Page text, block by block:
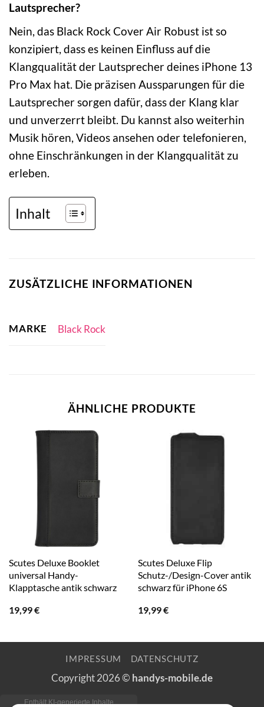
Lautsprecher?
Nein, das Black Rock Cover Air Robust ist so
konzipiert, dass es keinen Einfluss auf die
Klangqualität der Lautsprecher deines iPhone 13
Pro Max hat. Die präzisen Aussparungen für die
Lautsprecher sorgen dafür, dass der Klang klar
und unverzerrt bleibt. Du kannst also weiterhin
Musik hören, Videos ansehen oder telefonieren,
ohne Einschränkungen in der Klangqualität zu
erleben.
Inhalt
ZUSÄTZLICHE INFORMATIONEN
MARKE Black Rock
ÄHNLICHE PRODUKTE
Scutes Deluxe Booklet
universal Handy-
Klapptasche antik schwarz
19,99€
Scutes Deluxe Flip
Schutz-/Design-Cover antik
schwarz für iPhone 6S
19,99€
IMPRESSUM DATENSCHUTZ
Copyright 2026 © handys-mobile.de